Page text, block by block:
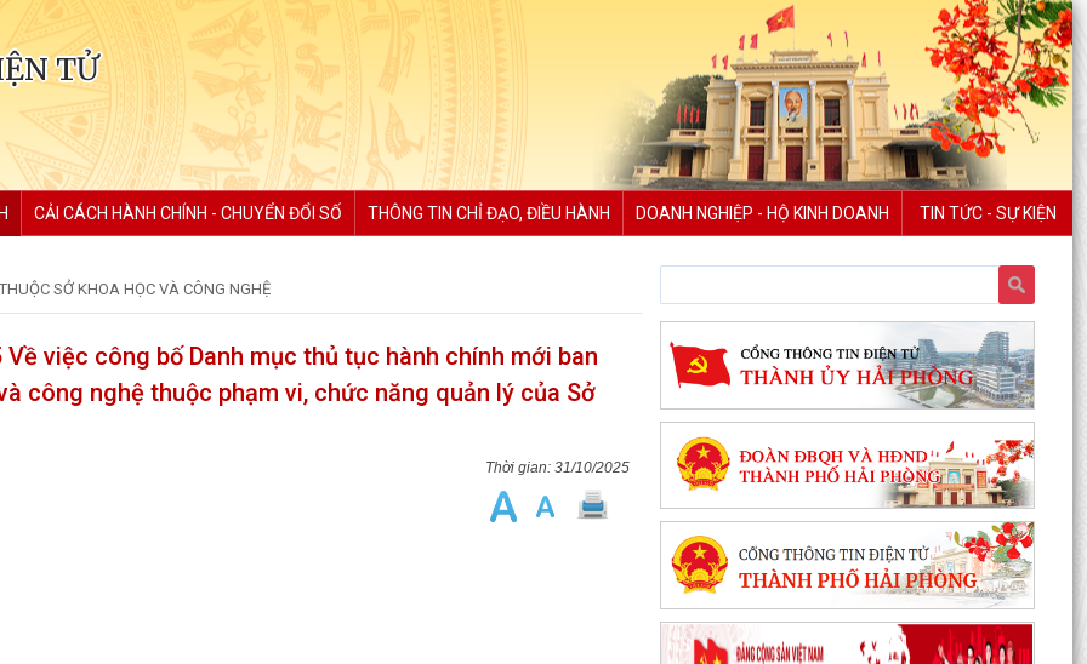
TỬ
CẢI CÁCH HÀNH CHÍNH - CHUYỂN ĐỔI SỐ THÔNG TIN CHỈ ĐẠO, ĐIỀU HÀNH DOANH NGHIỆP - HỘ KINH DOANH TIN TỨC - SỰ KIỆN
SỞ KHOA HỌC VÀ CÔNG NGHỆ
việc công bố Danh mục thủ tục hành chính mới ban
công nghệ thuộc phạm vi, chức năng quản lý của Sở
31/10/2025